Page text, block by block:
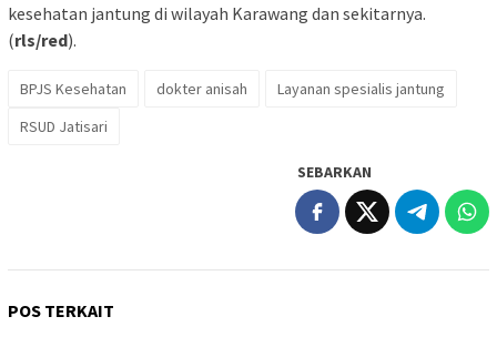
kesehatan jantung di wilayah Karawang dan sekitarnya.
(rls/red).
BPJS Kesehatan dokter anisah
Layanan spesialis jantung
RSUD Jatisari
SEBARKAN
POS TERKAIT